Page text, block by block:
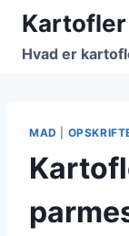
Fortsæt
indhold
Kartofler
Hvad er
MAD